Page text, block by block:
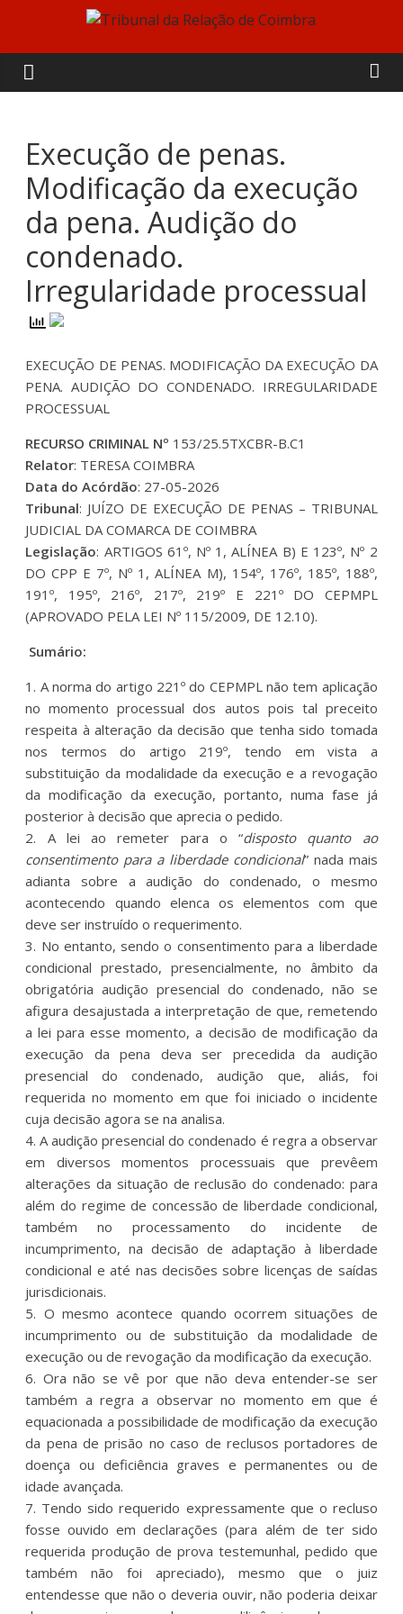
content
Tribunal
da
Relação
de
Coimbra
Execução de penas.
Modificação da execução
da pena. Audição do
condenado.
Irregularidade processual
EXECUÇÃO DE PENAS. MODIFICAÇÃO DA EXECUÇÃO DA
PENA. AUDIÇÃO DO CONDENADO. IRREGULARIDADE
PROCESSUAL
RECURSO CRIMINAL Nº 153/25.5TXCBR-B.C1
Relator: TERESA COIMBRA
Data do Acórdão: 27-05-2026
Tribunal: JUÍZO DE EXECUÇÃO DE PENAS – TRIBUNAL
JUDICIAL DA COMARCA DE COIMBRA
Legislação: ARTIGOS 61º, Nº 1, ALÍNEA B) E 123º, Nº 2
DO CPP E 7º, Nº 1, ALÍNEA M), 154º, 176º, 185º, 188º,
191º, 195º, 216º, 217º, 219º E 221º DO CEPMPL
(APROVADO PELA LEI Nº 115/2009, DE 12.10).
Sumário:
1. A norma do artigo 221º do CEPMPL não tem aplicação
no momento processual dos autos pois tal preceito
respeita à alteração da decisão que tenha sido tomada
nos termos do artigo 219º, tendo em vista a
substituição da modalidade da execução e a revogação
da modificação da execução, portanto, numa fase já
posterior à decisão que aprecia o pedido.
2. A lei ao remeter para o “disposto quanto ao
consentimento para a liberdade condicional” nada mais
adianta sobre a audição do condenado, o mesmo
acontecendo quando elenca os elementos com que
deve ser instruído o requerimento.
3. No entanto, sendo o consentimento para a liberdade
condicional prestado, presencialmente, no âmbito da
obrigatória audição presencial do condenado, não se
afigura desajustada a interpretação de que, remetendo
a lei para esse momento, a decisão de modificação da
execução da pena deva ser precedida da audição
presencial do condenado, audição que, aliás, foi
requerida no momento em que foi iniciado o incidente
cuja decisão agora se na analisa.
4. A audição presencial do condenado é regra a observar
em diversos momentos processuais que prevêem
alterações da situação de reclusão do condenado: para
além do regime de concessão de liberdade condicional,
também no processamento do incidente de
incumprimento, na decisão de adaptação à liberdade
condicional e até nas decisões sobre licenças de saídas
jurisdicionais.
5. O mesmo acontece quando ocorrem situações de
incumprimento ou de substituição da modalidade de
execução ou de revogação da modificação da execução.
6. Ora não se vê por que não deva entender-se ser
também a regra a observar no momento em que é
equacionada a possibilidade de modificação da execução
da pena de prisão no caso de reclusos portadores de
doença ou deficiência graves e permanentes ou de
idade avançada.
7. Tendo sido requerido expressamente que o recluso
fosse ouvido em declarações (para além de ter sido
requerida produção de prova testemunhal, pedido que
também não foi apreciado), mesmo que o juiz
entendesse que não o deveria ouvir, não poderia deixar